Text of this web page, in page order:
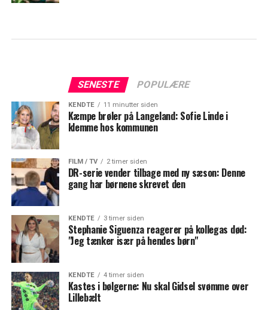
SENESTE POPULÆRE
KENDTE 11 minutter siden
Kæmpe brøler på Langeland: Sofie Linde i
klemme hos kommunen
FILM / TV 2 timer siden
DR-serie vender tilbage med ny sæson: Denne
gang har børnene skrevet den
KENDTE 3 timer siden
Stephanie Siguenza reagerer på kollegas død:
"Jeg tænker især på hendes børn"
KENDTE 4 timer siden
Kastes i bølgerne: Nu skal Gidsel svømme over
Lillebælt